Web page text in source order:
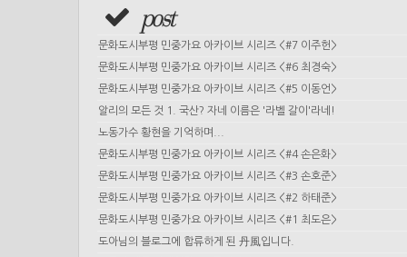
post
문화도시부평 민중가요 아카이브 시리즈 <#7 이주헌>
문화도시부평 민중가요 아카이브 시리즈 <#6 최경숙>
문화도시부평 민중가요 아카이브 시리즈 <#5 이동언>
알리의 모든 것 1. 국산? 자네 이름은 '라벨 갈이'라네!
노동가수 황현을 기억하며...
문화도시부평 민중가요 아카이브 시리즈 <#4 손은화>
문화도시부평 민중가요 아카이브 시리즈 <#3 손호준>
문화도시부평 민중가요 아카이브 시리즈 <#2 하태준>
문화도시부평 민중가요 아카이브 시리즈 <#1 최도은>
도아님의 블로그에 합류하게 된 丹風입니다.